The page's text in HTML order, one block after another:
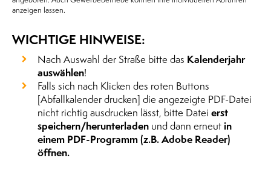
anzeigen lassen.
WICHTIGE HINWEISE:
Nach Auswahl der Straße bitte das Kalenderjahr
auswählen!
Falls sich nach Klicken des roten Buttons
[Abfallkalender drucken] die angezeigte PDF-Datei
nicht richtig ausdrucken lässt, bitte Datei erst
speichern/herunterladen und dann erneut in
einem PDF-Programm (z.B. Adobe Reader)
öffnen.